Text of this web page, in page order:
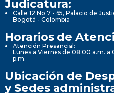
Judicatura:
Calle 12 No 7 - 65, Palacio de
Bogotá - Colombia
Horarios de
Atención Presencial:
Lunes a Viernes de 08:00 a.m. a
p.m.
Ubicación de
y Sedes